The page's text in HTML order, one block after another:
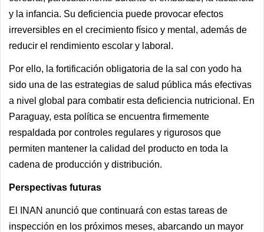
y la infancia. Su deficiencia puede provocar efectos
irreversibles en el crecimiento físico y mental, además de
reducir el rendimiento escolar y laboral.
Por ello, la fortificación obligatoria de la sal con yodo ha
sido una de las estrategias de salud pública más efectivas
a nivel global para combatir esta deficiencia nutricional. En
Paraguay, esta política se encuentra firmemente
respaldada por controles regulares y rigurosos que
permiten mantener la calidad del producto en toda la
cadena de producción y distribución.
Perspectivas futuras
El INAN anunció que continuará con estas tareas de
inspección en los próximos meses, abarcando un mayor